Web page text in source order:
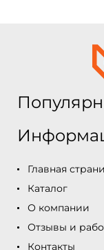
Главная
Каталог
О компании
Отзывы и
Контакты